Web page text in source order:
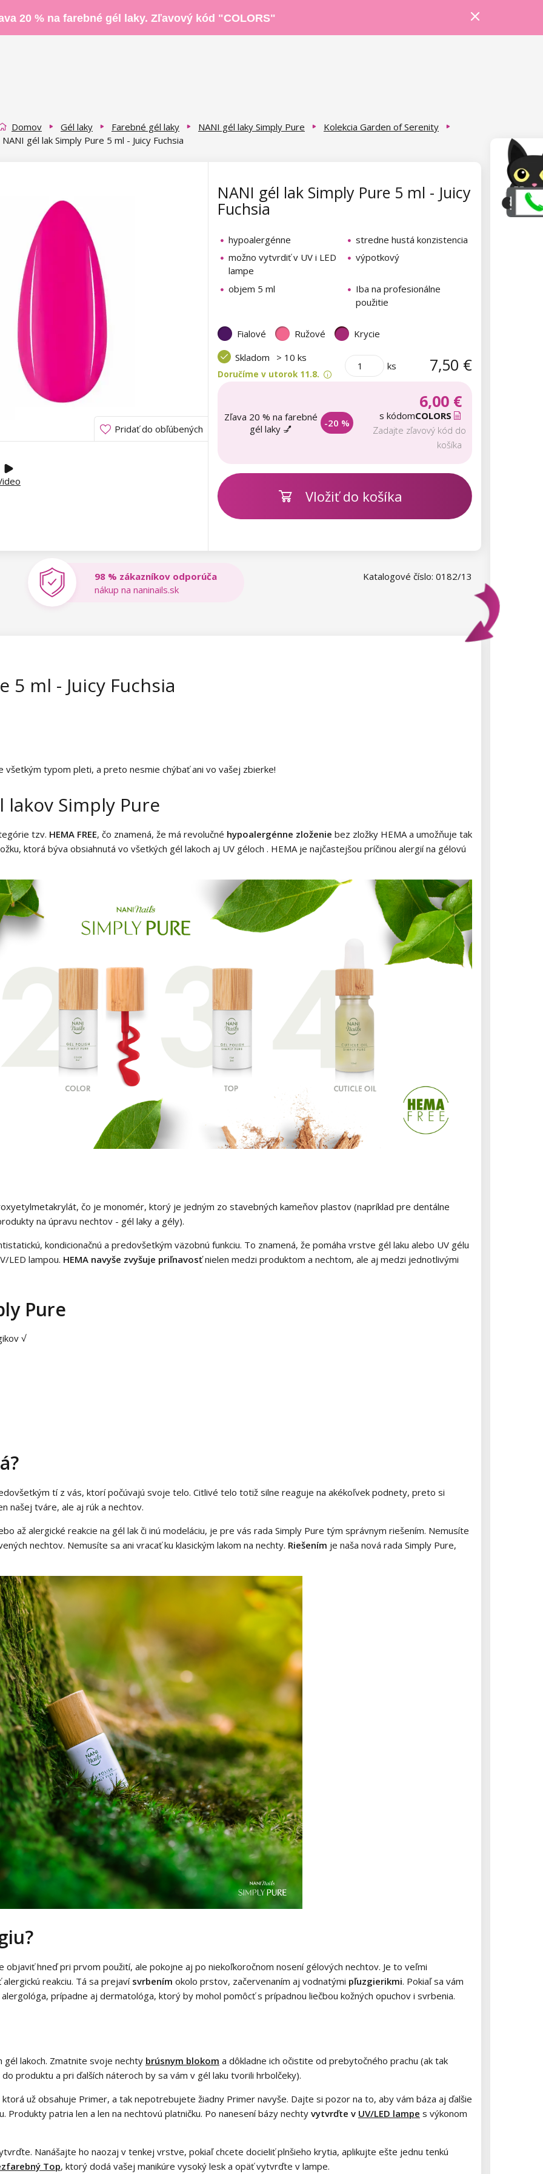
20 % na farebné gél laky. Zľavový kód "COLORS"
Domov Gél laky Farebné gél laky NANI gél laky Simply Pure
Kolekcia Garden of Serenity
NANI gél lak Simply Pure 5 ml - Juicy Fuchsia
Pridať do obľúbených
NANI gél lak Simply Pure 5 ml - Juicy
Fuchsia
hypoalergénne
stredne hustá konzistencia
možno vytvrdiť v UV i LED
lampe
výpotkový
objem 5 ml
Iba na profesionálne
použitie
Fialové Ružové
Krycie
Skladom
> 10 ks
Doručíme v utorok 11.8.
ks 7,50 €
Zľava 20 % na farebné
gél laky 💅
-20 %
6,00 €
s kódomCOLORS
Zadajte zľavový kód do
košíka
Vložiť do košíka
Katalogové číslo: 0182/13
98 % zákazníkov odporúča
nákup na naninails.sk
5 ml - Juicy Fuchsia
typom pleti, a preto nesmie chýbať ani vo vašej zbierke!
lakov Simply Pure
tzv. HEMA FREE, čo znamená, že má revolučné hypoalergénne zloženie bez zložky HEMA a umožňuje tak
ktorá býva obsiahnutá vo všetkých gél lakoch aj UV géloch . HEMA je najčastejšou príčinou alergií na gélovú
čo je monomér, ktorý je jedným zo stavebných kameňov plastov (napríklad pre dentálne
na úpravu nechtov - gél laky a gély).
kondicionačnú a predovšetkým väzobnú funkciu. To znamená, že pomáha vrstve gél laku alebo UV gélu
LED lampou. HEMA navyše zvyšuje priľnavosťnielen medzi produktom a nechtom, ale aj medzi jednotlivými
Pure
√
tí z vás, ktorí počúvajú svoje telo. Citlivé telo totiž silne reaguje na akékoľvek podnety, preto si
našej tváre, ale aj rúk a nechtov.
až alergické reakcie na gél lak či inú modeláciu, je pre vás rada Simply Pure tým správnym riešením. Nemusíte
nechtov. Nemusíte sa ani vracať ku klasickým lakom na nechty. Riešením je naša nová rada Simply Pure,
hneď pri prvom použití, ale pokojne aj po niekoľkoročnom nosení gélových nechtov. Je to veľmi
reakciu. Tá sa prejavísvrbením okolo prstov, začervenaním aj vodnatými pľuzgierikmi. Pokiaľ sa vám
prípadne aj dermatológa, ktorý by mohol pomôcť s prípadnou liečbou kožných opuchov i svrbenia.
lakoch. Zmatnite svoje nechty brúsnym blokom a dôkladne ich očistite od prebytočného prachu (ak tak
produktu a pri ďalších náteroch by sa vám v gél laku tvorili hrbolčeky).
ktorá už obsahuje Primer, a tak nepotrebujete žiadny Primer navyše. Dajte si pozor na to, aby vám báza aj ďalšie
Produkty patria len a len na nechtovú platničku. Po nanesení bázy nechty vytvrďte v UV/LED lampe s výkonom
Nanášajte ho naozaj v tenkej vrstve, pokiaľ chcete docieliť plnšieho krytia, aplikujte ešte jednu tenkú
Top, ktorý dodá vašej manikúre vysoký lesk a opäť vytvrďte v lampe.